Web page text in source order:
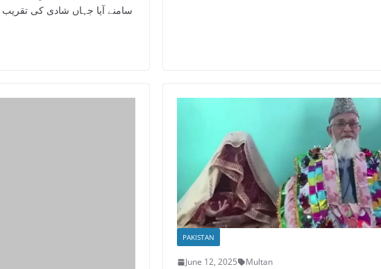
سامنے آیا جہاں شادی کی
PAKISTAN
June 12, 2025 Multan